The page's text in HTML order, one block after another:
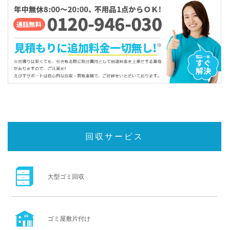
回収サービス
大型ゴミ回収
ゴミ屋敷片付け